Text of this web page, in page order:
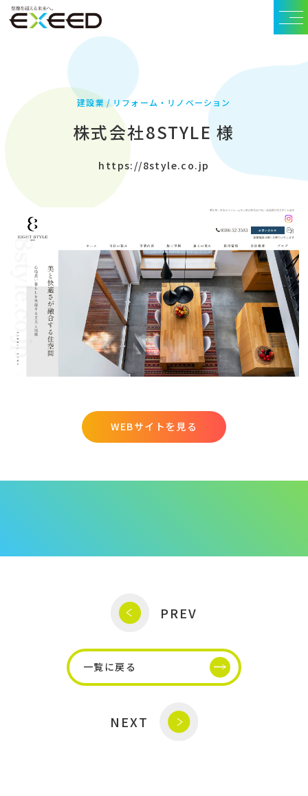
建設業 リフォーム・リノベーション
株式会社8STYLE 様
https://8style.co.jp
WEBサイトを見る
PREV
一覧に戻る
NEXT